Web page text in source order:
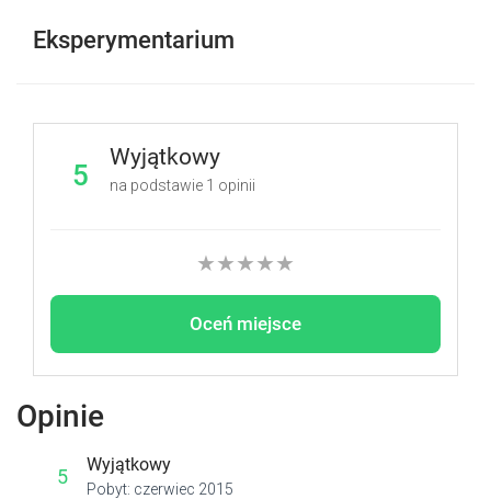
Eksperymentarium
5
Wyjątkowy
na podstawie 1 opinii
★
★
★
★
★
Oceń miejsce
Opinie
5 Wyjątkowy
Pobyt: czerwiec 2015